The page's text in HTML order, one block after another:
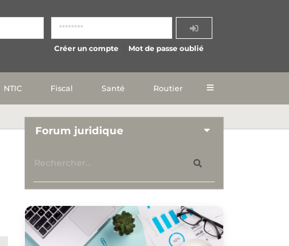
Créer un compte Mot de passe oublié
NTIC Fiscal Santé Routier
Forum juridique